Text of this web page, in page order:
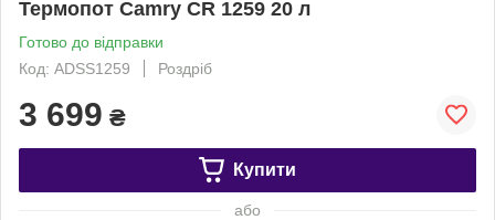
Термопот Camry CR 1259 20 л
Готово до відправки
Код: ADSS1259
Роздріб
3 699 ₴
Купити
або